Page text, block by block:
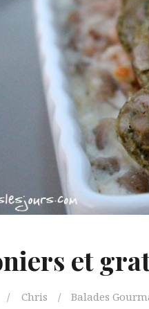
et
Chris Balades